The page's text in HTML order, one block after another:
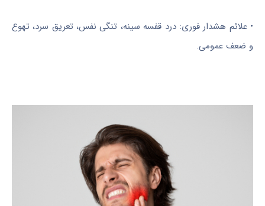
• علائم هشدار فوری: درد قفسه سینه، تنگی نفس، تعریق سرد، تهوع
و ضعف عمومی.